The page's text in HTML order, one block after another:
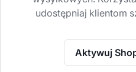
udostępniaj klientom
Aktywuj